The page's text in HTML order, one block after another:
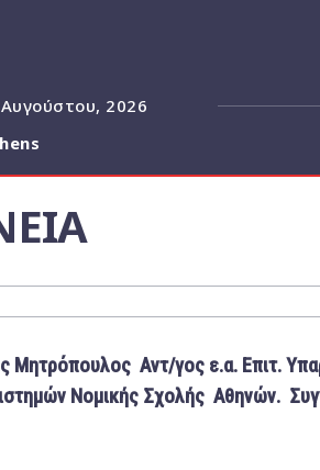
2026
Μητρόπουλος Αντ/γος ε.α. Επιτ.
Νομικής Σχολής Αθηνών.